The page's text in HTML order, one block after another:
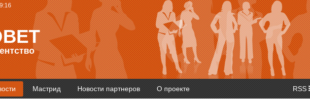
Мастрид Новости партнеров О проекте RSS